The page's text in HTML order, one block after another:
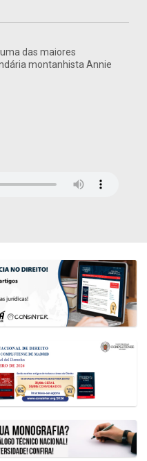
das maiores
montanhista Annie